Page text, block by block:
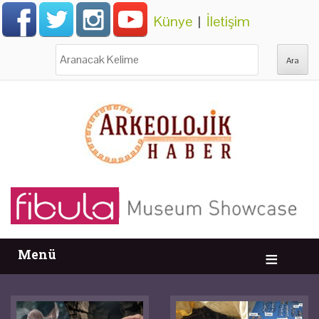
Künye | İletişim
Menü